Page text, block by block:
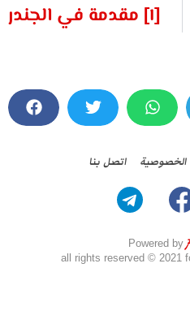
[١] مقدمة في الجندر
Powered by
all rights reserved © 2021
اتصل بنا